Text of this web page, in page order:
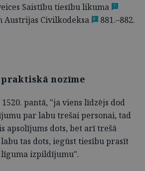
Saistību tiesību likuma
7
Austrijas Civilkodeksa 8
881.–882.
praktiskā nozīme
pantā, "ja viens līdzējs dod
par labu trešai personai, tad
apsolījums dots, bet arī trešā
tas dots, iegūst tiesību prasīt
izpildījumu".